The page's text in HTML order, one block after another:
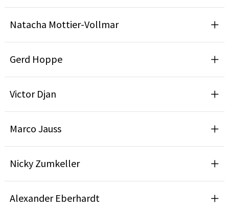
Natacha Mottier-Vollmar
Gerd Hoppe
Victor Djan
Marco Jauss
Nicky Zumkeller
Alexander Eberhardt